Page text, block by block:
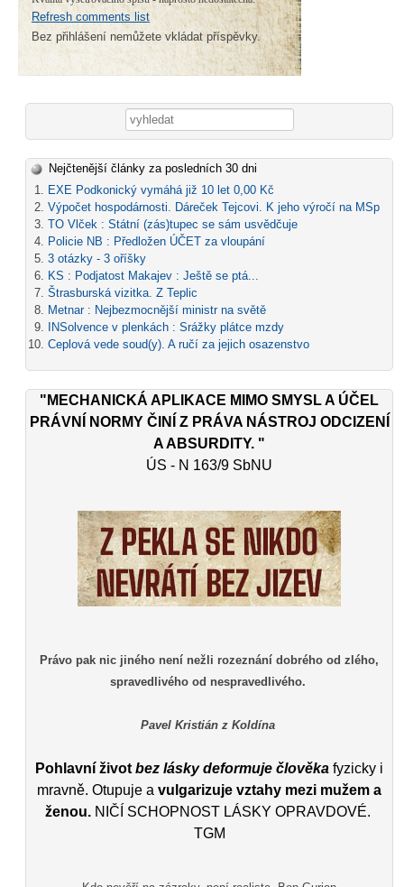
Refresh comments list
Bez přihlášení nemůžete vkládat příspěvky.
Vyhledávání
Nejčtenější články za posledních 30 dni
EXE Podkonický vymáhá již 10 let 0,00 Kč
Výpočet hospodárnosti. Dáreček Tejcovi. K jeho výročí na MSp
TO Vlček : Státní (zás)tupec se sám usvědčuje
Policie NB : Předložen ÚČET za vloupání
3 otázky - 3 oříšky
KS : Podjatost Makajev : Ještě se ptá...
Štrasburská vizitka. Z Teplic
Metnar : Nejbezmocnější ministr na světě
INSolvence v plenkách : Srážky plátce mzdy
Ceplová vede soud(y). A ručí za jejich osazenstvo
"MECHANICKÁ APLIKACE MIMO SMYSL A ÚČEL
PRÁVNÍ NORMY ČINÍ Z PRÁVA NÁSTROJ ODCIZENÍ
A ABSURDITY. "
ÚS - N 163/9 SbNU
Právo pak nic jiného není nežli rozeznání dobrého od zlého,
spravedlivého od nespravedlivého.
Pavel Kristián z Koldína
Pohlavní život bez lásky deformuje člověka fyzicky i
mravně. Otupuje avulgarizuje vztahy mezi mužem a
ženou. NIČÍ SCHOPNOST LÁSKY OPRAVDOVÉ.
TGM